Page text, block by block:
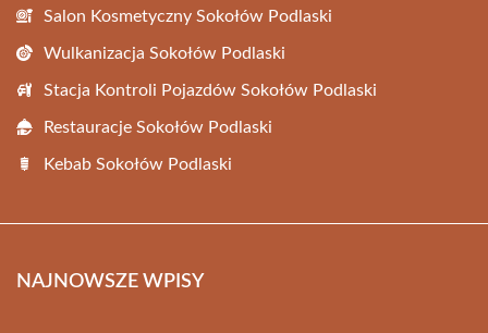
Salon Kosmetyczny Sokołów Podlaski
Wulkanizacja Sokołów Podlaski
Stacja Kontroli Pojazdów Sokołów Podlaski
Restauracje Sokołów Podlaski
Kebab Sokołów Podlaski
NAJNOWSZE WPISY